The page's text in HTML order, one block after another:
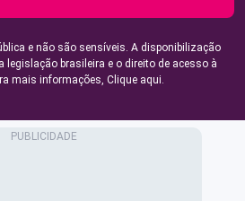
e não são sensíveis. A disponibilização
legislação brasileira e o direito de acesso à
mais informações, Clique aqui.